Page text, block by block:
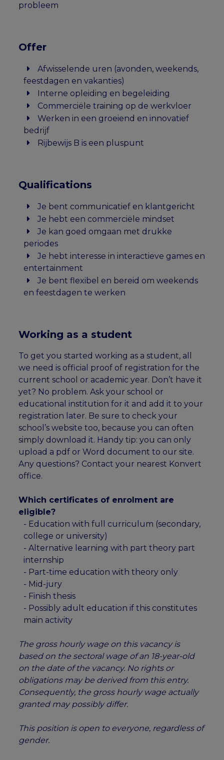
probleem
Offer
Afwisselende uren (avonden, weekends,
feestdagen en vakanties)
Interne opleiding en begeleiding
Commerciële training op de werkvloer
Werken in een groeiend en innovatief
bedrijf
Rijbewijs B is een pluspunt
Qualifications
Je bent communicatief en klantgericht
Je hebt een commerciële mindset
Je kan goed omgaan met drukke
periodes
Je hebt interesse in interactieve games en
entertainment
Je bent flexibel en bereid om weekends
en feestdagen te werken
Working as a student
To get you started working as a student, all
we need is official proof of registration for the
current school or academic year. Don’t have it
yet? No problem. Ask your school or
educational institution for it and add it to your
registration later. Be sure to check your
school’s website too, because you can often
simply download it. Handy tip: you can only
upload a pdf or Word document to our site.
Any questions? Contact your nearest Konvert
office.
Which certificates of enrolment are
eligible?
- Education with full curriculum (secondary,
college or university)
- Alternative learning with part theory part
internship
- Part-time education with theory only
- Mid-jury
- Finish thesis
- Possibly adult education if this constitutes
main activity
The gross hourly wage on this vacancy is
based on the sectoral wage of an 18-year-old
on the date of the vacancy. No rights or
obligations may be derived from this entry.
Consequently, the gross hourly wage actually
granted may possibly differ.
This position is open to everyone, regardless of
gender.